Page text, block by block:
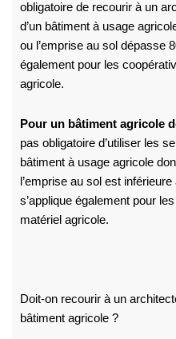
obligatoire de recourir à un
d’un bâtiment à usage
ou l’emprise au sol dépasse
également pour les
agricole.
Pour un bâtiment agricole
pas obligatoire d’utiliser les
bâtiment à usage agricole
l’emprise au sol est
s’applique également pour
matériel agricole.
Doit-on recourir à un
bâtiment agricole ?